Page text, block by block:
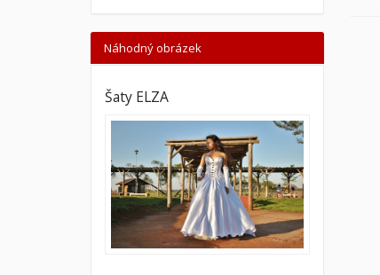
Náhodný obrázek
Šaty ELZA